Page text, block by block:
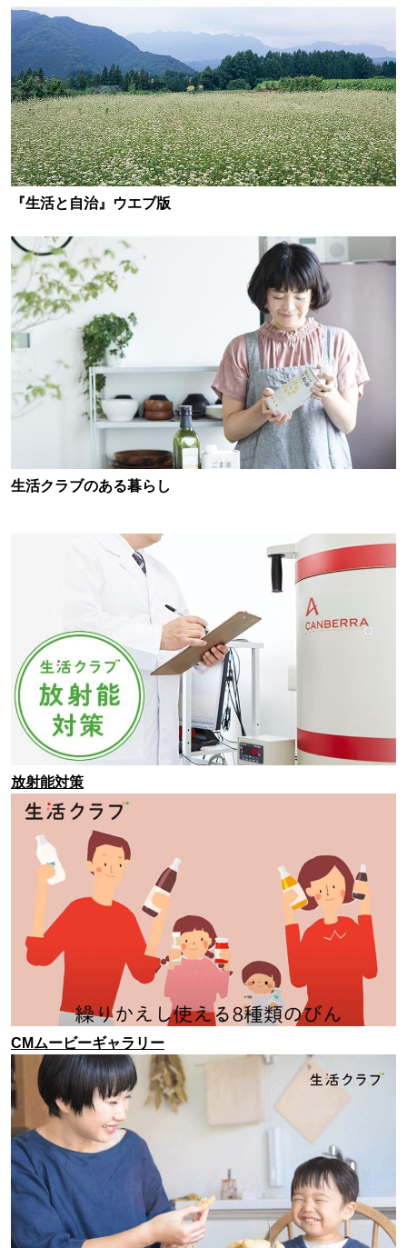
『生活と自治』ウエブ版
生活クラブのある暮らし
放射能対策
CMムービーギャラリー